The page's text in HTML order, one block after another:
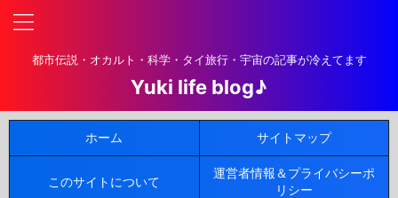
都市伝説・オカルト・科学・タイ旅行・宇宙の記事が冷えてます
Yuki life blog♪
ホーム サイトマップ
このサイトについて
運営者情報＆プライバシーポ
リシー